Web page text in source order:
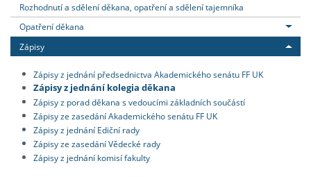
Rozhodnutí a sdělení děkana, opatření a sdělení tajemníka
Opatření děkana
Zápisy
Zápisy z jednání předsednictva Akademického senátu FF UK
Zápisy z jednání kolegia děkana
Zápisy z porad děkana s vedoucími základních součástí
Zápisy ze zasedání Akademického senátu FF UK
Zápisy z jednání Ediční rady
Zápisy ze zasedání Vědecké rady
Zápisy z jednání komisí fakulty